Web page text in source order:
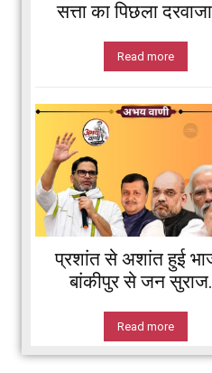
सत्ता का पिछला
Read more
प्रशांत से अशांत हुई
बांकीपुर से जन
Read more